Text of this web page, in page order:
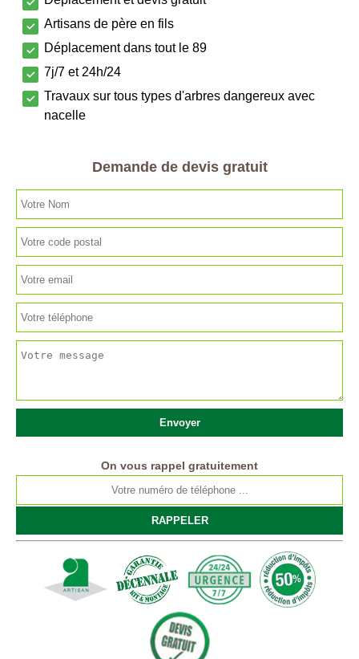
Artisans de père en fils
Déplacement dans tout le 89
7j/7 et 24h/24
Travaux sur tous types d'arbres dangereux avec
nacelle
Demande de devis gratuit
On vous rappel gratuitement